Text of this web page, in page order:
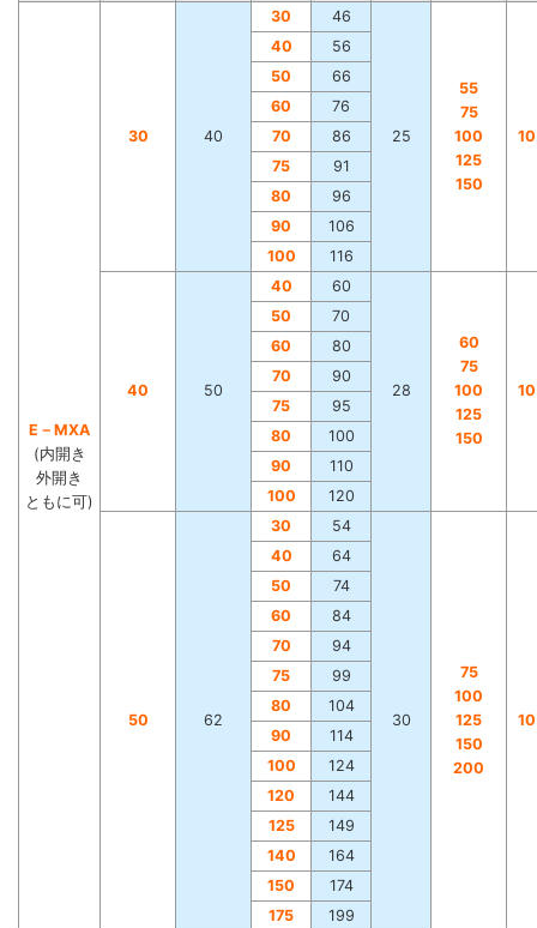
E－MXA
(内開き
外開き
ともに可)
30 40
30 46
25
55
75
100
125
150
40
56
50
66
60
76
70
86
75
91
80
96
90
106
100
116
40 50
40 60
28
60
75
100
125
150
50
70
60
80
70
90
75
95
80
100
90
110
100
120
50 62
30 54
30
75
100
125
150
200
40
64
50
74
60
84
70
94
75
99
80
104
90
114
100
124
120
144
125
149
140
164
150
174
175
199